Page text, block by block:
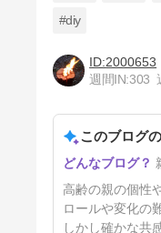
もう少し広いキッ
い！
#diy
2000653
週間IN:303
このブログ
高齢の親の個性
ロールや変化の
しかし確かな共